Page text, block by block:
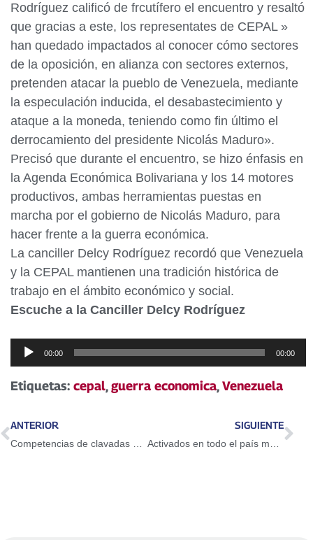
Rodríguez calificó de frcutífero el encuentro y resaltó
que gracias a este, los representates de CEPAL »
han quedado impactados al conocer cómo sectores
de la oposición, en alianza con sectores externos,
pretenden atacar la pueblo de Venezuela, mediante
la especulación inducida, el desabastecimiento y
ataque a la moneda, teniendo como fin último el
derrocamiento del presidente Nicolás Maduro».
Precisó que durante el encuentro, se hizo énfasis en
la Agenda Económica Bolivariana y los 14 motores
productivos, ambas herramientas puestas en
marcha por el gobierno de Nicolás Maduro, para
hacer frente a la guerra económica.
La canciller Delcy Rodríguez recordó que Venezuela
y la CEPAL mantienen una tradición histórica de
trabajo en el ámbito económico y social.
Escuche a la Canciller Delcy Rodríguez
Reproductor
de
audio
00:00 00:00
Etiquetas: cepal,guerra economica,Venezuela
ANTERIOR SIGUIENTE